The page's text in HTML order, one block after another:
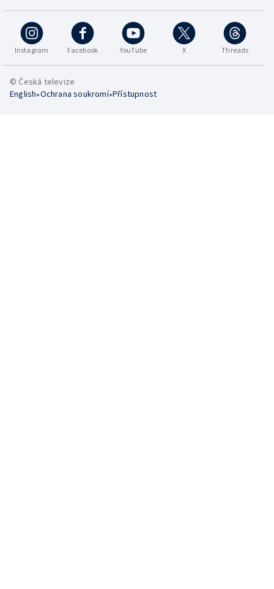
Instagram Facebook YouTube X Threads
© Česká televize
English•Ochrana soukromí•Přístupnost